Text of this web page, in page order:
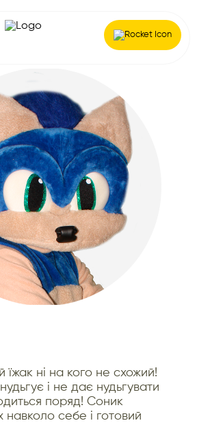
їжак ні на кого не схожий!
і не дає нудьгувати
поряд! Соник
навколо себе і готовий